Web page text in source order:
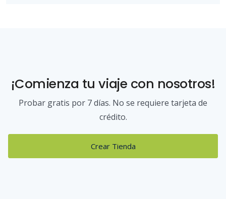
¡Comienza tu viaje con nosotros!
Probar gratis por 7 días. No se requiere tarjeta de
crédito.
Crear Tienda